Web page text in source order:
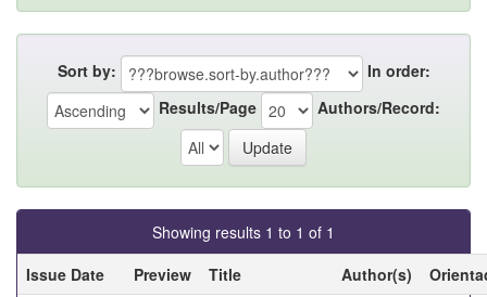
Sort by:
In order:
Results/Page
Authors/Record:
Showing results 1 to 1 of 1
Issue Date
Preview Title Author(s)